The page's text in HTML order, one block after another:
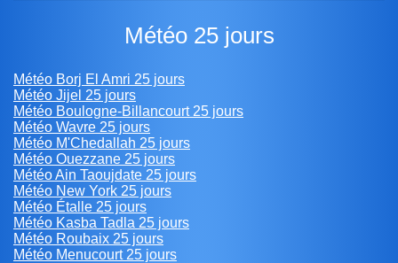
Météo 25 jours
Météo Borj El Amri 25 jours
Météo Jijel 25 jours
Météo Boulogne-Billancourt 25 jours
Météo Wavre 25 jours
Météo M'Chedallah 25 jours
Météo Ouezzane 25 jours
Météo Ain Taoujdate 25 jours
Météo New York 25 jours
Météo Étalle 25 jours
Météo Kasba Tadla 25 jours
Météo Roubaix 25 jours
Météo Menucourt 25 jours